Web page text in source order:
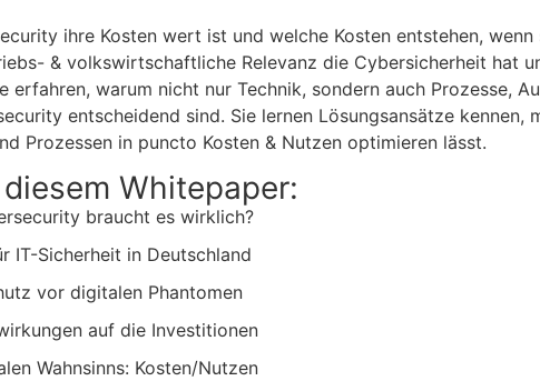
ihre Kosten wert ist und welche Kosten entstehen,
& volkswirtschaftliche Relevanz die Cybersicherheit hat
erfahren, warum nicht nur Technik, sondern auch Prozesse,
entscheidend sind. Sie lernen Lösungsansätze kennen,
Prozessen in puncto Kosten & Nutzen optimieren lässt.
Whitepaper:
braucht es wirklich?
IT-Sicherheit in Deutschland
vor digitalen Phantomen
auf die Investitionen
Wahnsinns: Kosten/Nutzen